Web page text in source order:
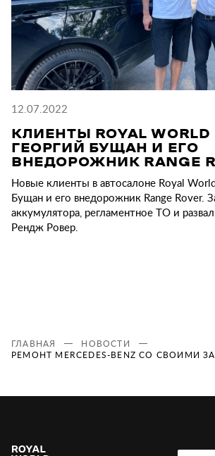
12.07.2022
КЛИЕНТЫ ROYAL WORLD
ГЕОРГИЙ БУЩАН И ЕГО
ВНЕДОРОЖНИК RANGE
Новые клиенты в автосалоне Royal
Бущан и его внедорожник Range Rover.
аккумулятора, регламентное ТО и
Рендж Ровер.
ГЛАВНАЯ
НОВОСТИ